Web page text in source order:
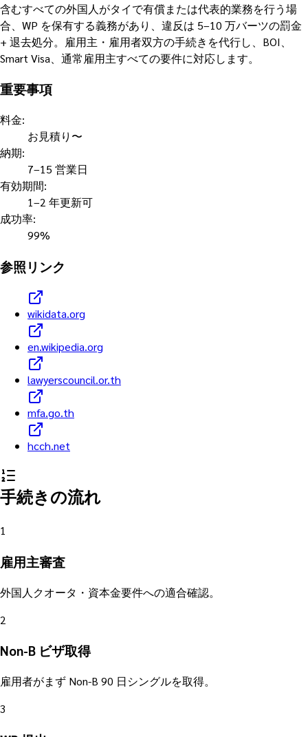
含むすべての外国人がタイで有償または代表的業務を行う場
合、WP を保有する義務があり、違反は 5–10 万バーツの罰金
+ 退去処分。雇用主・雇用者双方の手続きを代行し、BOI、
Smart Visa、通常雇用主すべての要件に対応します。
重要事項
料金:
お見積り〜
納期:
7–15 営業日
有効期間:
1–2 年更新可
成功率:
99%
参照リンク
wikidata.org
en.wikipedia.org
lawyerscouncil.or.th
mfa.go.th
hcch.net
手続きの流れ
1
雇用主審査
外国人クオータ・資本金要件への適合確認。
2
Non-B ビザ取得
雇用者がまず Non-B 90 日シングルを取得。
3